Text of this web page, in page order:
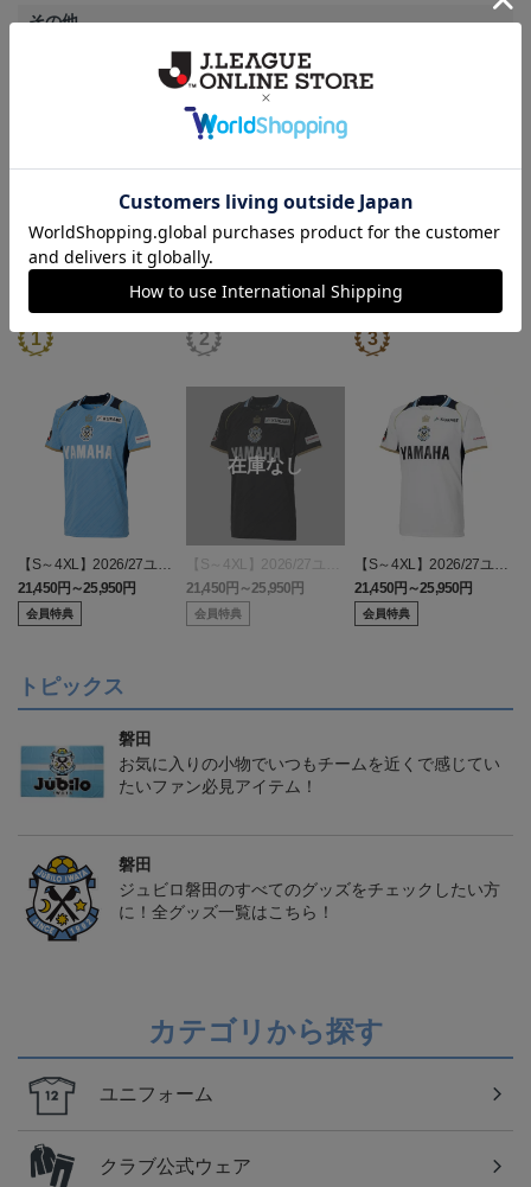
その他
ギフト対応について
ランキング
【S～4XL】2026/27ユニ
フォーム オーセンティッ
クモデル:FP1st
21,450円～25,950円
会員特典
【S～4XL】2026/27ユニ
フォーム オーセンティッ
クモデル:GK
21,450円～25,950円
会員特典
【S～4XL】2026/27ユニ
フォーム オーセンティッ
クモデル:FP2nd
21,450円～25,950円
会員特典
トピックス
磐田
お気に入りの小物でいつもチームを近くで感じてい
たいファン必見アイテム！
磐田
ジュビロ磐田のすべてのグッズをチェックしたい方
に！全グッズ一覧はこちら！
カテゴリから探す
ユニフォーム
クラブ公式ウェア